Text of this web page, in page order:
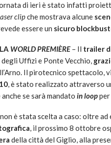
di ieri è stato infatti
clipche mostrava alcune
essere un sicuro
WORLD PREMIÈRE– Il trailer
Uffizi e Ponte Vecchio,
Il pirotecnico spettacolo,
, è stato realizzato attraverso
se sarà mandato in loop
è stata scelta a caso: oltre ad
, il prossimo 8 ottobre
della città del Giglio, alla